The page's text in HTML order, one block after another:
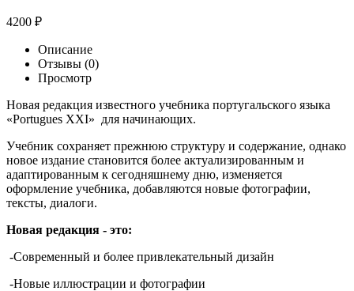
4200 ₽
Описание
Отзывы (0)
Просмотр
Новая редакция известного учебника португальского языка
«Portugues XXI» для начинающих.
Учебник сохраняет прежнюю структуру и содержание, однако
новое издание становится более актуализированным и
адаптированным к сегодняшнему дню, изменяется
оформление учебника, добавляются новые фотографии,
тексты, диалоги.
Новая редакция - это:
-Современный и более привлекательный дизайн
-Новые иллюстрации и фотографии